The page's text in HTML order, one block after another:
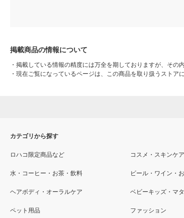
掲載商品の情報について
・ 掲載している情報の精度には万全を期しておりますが、その
・ 現在ご覧になっているページは、この商品を取り扱うストア
カテゴリから探す
ロハコ限定商品など コスメ・スキンケ
水・コーヒー・お茶・飲料 ビール・ワイン・
ヘアボディ・オーラルケア ベビーキッズ・マ
ペット用品 ファッション